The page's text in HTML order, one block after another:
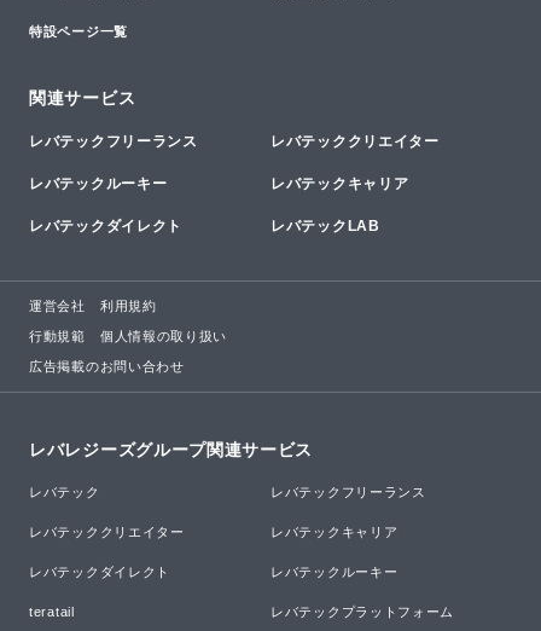
特設ページ一覧
関連サービス
レバテックフリーランス レバテッククリエイター
レバテックルーキー レバテックキャリア
レバテックダイレクト レバテックLAB
運営会社 利用規約
行動規範 個人情報の取り扱い
広告掲載のお問い合わせ
レバレジーズグループ関連サービス
レバテック レバテックフリーランス
レバテッククリエイター レバテックキャリア
レバテックダイレクト レバテックルーキー
teratail レバテックプラットフォーム